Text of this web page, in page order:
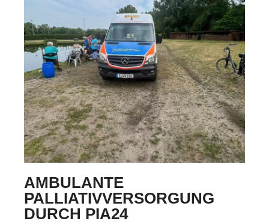
AMBULANTE
PALLIATIVVERSORGUNG
DURCH PIA24